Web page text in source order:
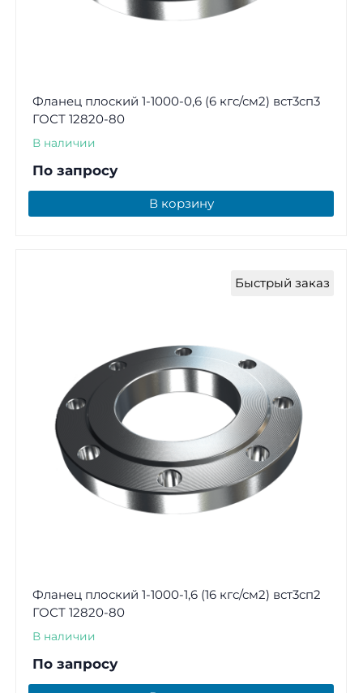
Фланец плоский 1-1000-0,6 (6 кгс/см2) вст3сп3
ГОСТ 12820-80
В наличии
По запросу
В корзину
Быстрый заказ
Фланец плоский 1-1000-1,6 (16 кгс/см2) вст3сп2
ГОСТ 12820-80
В наличии
По запросу